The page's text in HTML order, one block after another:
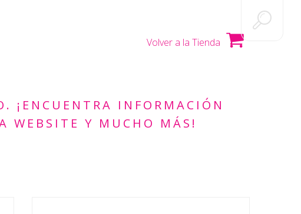
¡ENCUENTRA INFORMACIÓN
WEBSITE Y MUCHO MÁS!
Volver a la Tienda